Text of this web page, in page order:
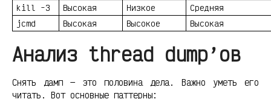
kill -3
Высокая Низкое
Средняя
jcmd
Высокая Высокое Высокая
Анализ thread dump’ов
Снять дамп — это половина дела. Важно уметь его
читать. Вот основные паттерны: